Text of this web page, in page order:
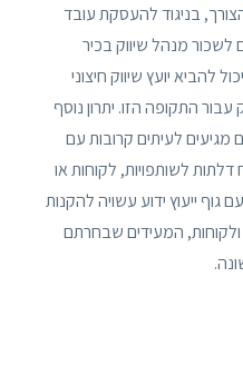
בניגוד להעסקת עובד
מנהל שיווק בכיר
להביא יועץ שיווק חיצוני
התקופה הזו. יתרון נוסף
מגיעים לעיתים קרובות עם
לשותפויות, לקוחות או
ייעוץ ידוע עשויה להקנות
ולקוחות, המעידים שבחרתם